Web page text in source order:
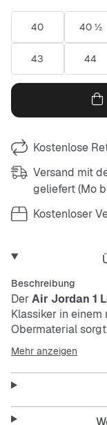
40 40 ½
43 44
Kostenlose
Versand mit
geliefert (Mo
Kostenloser
Beschreibung
DerAir Jordan 1
Klassiker in
Obermaterial
Atmungsaktivität.
macht den
Alltag.
Features:
Mehr anzeigen